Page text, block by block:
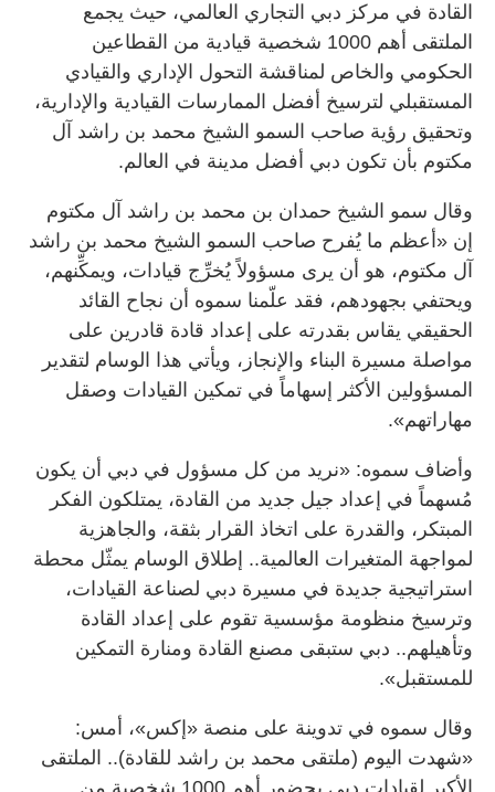
القادة في مركز دبي التجاري العالمي، حيث يجمع
الملتقى أهم 1000 شخصية قيادية من القطاعين
الحكومي والخاص لمناقشة التحول الإداري والقيادي
المستقبلي لترسيخ أفضل الممارسات القيادية والإدارية،
وتحقيق رؤية صاحب السمو الشيخ محمد بن راشد آل
مكتوم بأن تكون دبي أفضل مدينة في العالم.
وقال سمو الشيخ حمدان بن محمد بن راشد آل مكتوم
إن «أعظم ما يُفرح صاحب السمو الشيخ محمد بن راشد
آل مكتوم، هو أن يرى مسؤولاً يُخرِّج قيادات، ويمكِّنهم،
ويحتفي بجهودهم، فقد علّمنا سموه أن نجاح القائد
الحقيقي يقاس بقدرته على إعداد قادة قادرين على
مواصلة مسيرة البناء والإنجاز، ويأتي هذا الوسام لتقدير
المسؤولين الأكثر إسهاماً في تمكين القيادات وصقل
مهاراتهم».
وأضاف سموه: «نريد من كل مسؤول في دبي أن يكون
مُسهماً في إعداد جيل جديد من القادة، يمتلكون الفكر
المبتكر، والقدرة على اتخاذ القرار بثقة، والجاهزية
لمواجهة المتغيرات العالمية.. إطلاق الوسام يمثّل محطة
استراتيجية جديدة في مسيرة دبي لصناعة القيادات،
وترسيخ منظومة مؤسسية تقوم على إعداد القادة
وتأهيلهم.. دبي ستبقى مصنع القادة ومنارة التمكين
للمستقبل».
وقال سموه في تدوينة على منصة «إكس»، أمس:
«شهدت اليوم (ملتقى محمد بن راشد للقادة).. الملتقى
الأكبر لقيادات دبي بحضور أهم 1000 شخصية من